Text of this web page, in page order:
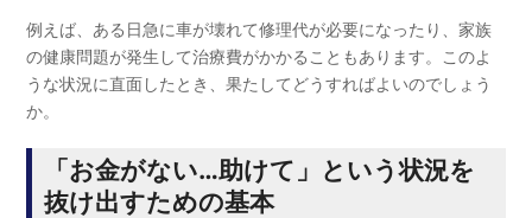
例えば、ある日急に車が壊れて修理代が必要になったり、家族
の健康問題が発生して治療費がかかることもあります。このよ
うな状況に直面したとき、果たしてどうすればよいのでしょう
か。
「お金がない…助けて」という状況を
抜け出すための基本